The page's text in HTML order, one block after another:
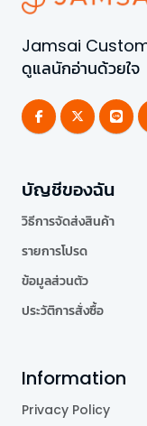
Jamsai
ดูแลนักอ่านด้วยใจ
บัญชีของฉัน
วิธีการจัดส่งสินค้า
รายการโปรด
ข้อมูลส่วนตัว
ประวัติการสั่งซื้อ
Information
Privacy Policy